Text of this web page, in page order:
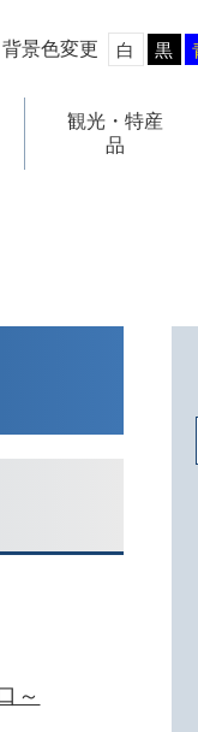
背景色変更 白 黒
観光・特産
品
～